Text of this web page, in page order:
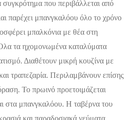
που περιβάλλεται από
παρέχει μπανγκαλόου όλο το χρόνο
μπαλκόνια με θέα στη
τα ηχομονωμένα καταλύματα
Διαθέτουν μικρή κουζίνα με
τραπεζαρία. Περιλαμβάνουν επίσης
Το πρωινό προετοιμάζεται
στα μπανγκαλόου. Η ταβέρνα του
και παραδοσιακά γεύματα